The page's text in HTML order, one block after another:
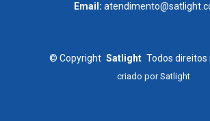
Email:
© Copyright Satlight Todos direitos
criado porSatlight